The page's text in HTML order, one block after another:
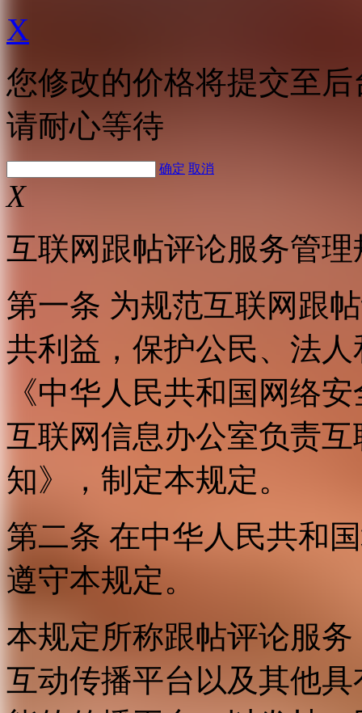
X
您修改的价格将提交至
请耐心等待
确定 取消
X
互联网跟帖评论服务管理
第一条 为规范互联网跟
共利益，保护公民、法
《中华人民共和国网络
互联网信息办公室负责
知》，制定本规定。
第二条 在中华人民共和
遵守本规定。
本规定所称跟帖评论服
互动传播平台以及其他